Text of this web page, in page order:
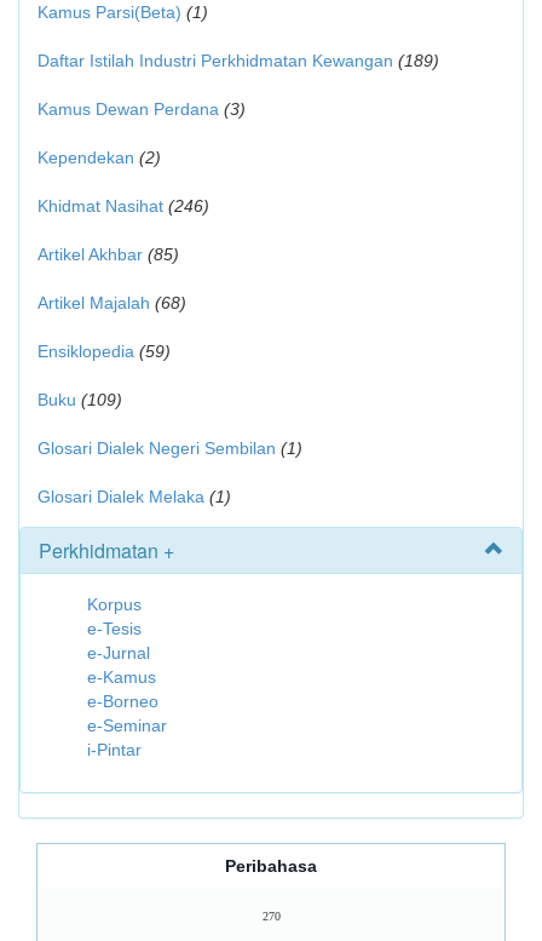
Kamus Parsi(Beta) (1)
Daftar Istilah Industri Perkhidmatan Kewangan (189)
Kamus Dewan Perdana (3)
Kependekan (2)
Khidmat Nasihat (246)
Artikel Akhbar (85)
Artikel Majalah (68)
Ensiklopedia (59)
Buku (109)
Glosari Dialek Negeri Sembilan (1)
Glosari Dialek Melaka (1)
Perkhidmatan +
Korpus
e-Tesis
e-Jurnal
e-Kamus
e-Borneo
e-Seminar
i-Pintar
Peribahasa
270